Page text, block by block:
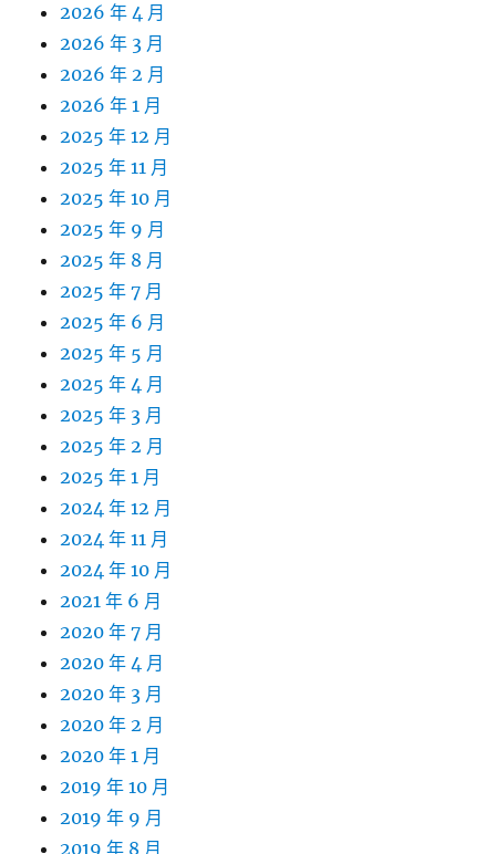
2026 年 4 月
2026 年 3 月
2026 年 2 月
2026 年 1 月
2025 年 12 月
2025 年 11 月
2025 年 10 月
2025 年 9 月
2025 年 8 月
2025 年 7 月
2025 年 6 月
2025 年 5 月
2025 年 4 月
2025 年 3 月
2025 年 2 月
2025 年 1 月
2024 年 12 月
2024 年 11 月
2024 年 10 月
2021 年 6 月
2020 年 7 月
2020 年 4 月
2020 年 3 月
2020 年 2 月
2020 年 1 月
2019 年 10 月
2019 年 9 月
2019 年 8 月